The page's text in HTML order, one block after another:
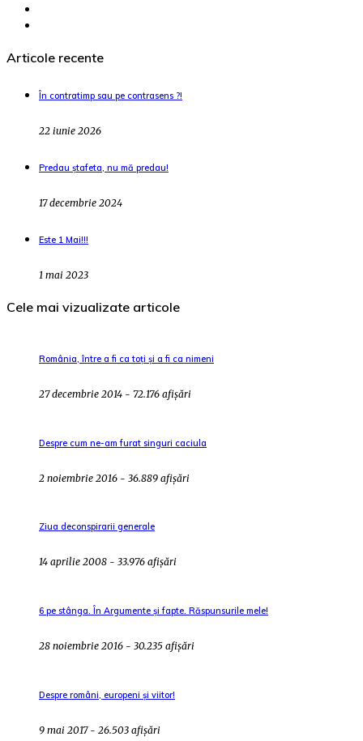
Articole recente
În contratimp sau pe contrasens ?!
22 iunie 2026
Predau ștafeta, nu mă predau!
17 decembrie 2024
Este 1 Mai!!!
1 mai 2023
Cele mai vizualizate articole
România, între a fi ca toți și a fi ca nimeni
27 decembrie 2014 - 72.176 afișări
Despre cum ne-am furat singuri caciula
2 noiembrie 2016 - 36.889 afișări
Ziua deconspirarii generale
14 aprilie 2008 - 33.976 afișări
6 pe stânga. În Argumente și fapte. Răspunsurile mele!
28 noiembrie 2016 - 30.235 afișări
Despre români, europeni și viitor!
9 mai 2017 - 26.503 afișări